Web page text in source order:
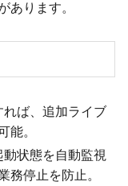
あります。
れば、追加ライブ
能。
状態を自動監視
務停止を防止。